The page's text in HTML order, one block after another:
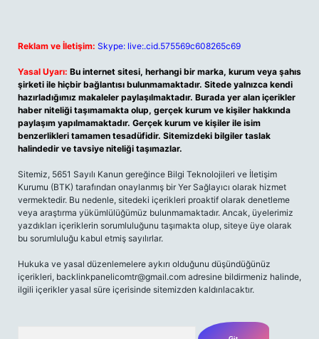
Reklam ve İletişim: Skype: live:.cid.575569c608265c69
Yasal Uyarı: Bu internet sitesi, herhangi bir marka, kurum veya şahıs
şirketi ile hiçbir bağlantısı bulunmamaktadır. Sitede yalnızca kendi
hazırladığımız makaleler paylaşılmaktadır. Burada yer alan içerikler
haber niteliği taşımamakta olup, gerçek kurum ve kişiler hakkında
paylaşım yapılmamaktadır. Gerçek kurum ve kişiler ile isim
benzerlikleri tamamen tesadüfidir. Sitemizdeki bilgiler taslak
halindedir ve tavsiye niteliği taşımazlar.
Sitemiz, 5651 Sayılı Kanun gereğince Bilgi Teknolojileri ve İletişim
Kurumu (BTK) tarafından onaylanmış bir Yer Sağlayıcı olarak hizmet
vermektedir. Bu nedenle, sitedeki içerikleri proaktif olarak denetleme
veya araştırma yükümlülüğümüz bulunmamaktadır. Ancak, üyelerimiz
yazdıkları içeriklerin sorumluluğunu taşımakta olup, siteye üye olarak
bu sorumluluğu kabul etmiş sayılırlar.
Hukuka ve yasal düzenlemelere aykırı olduğunu düşündüğünüz
içerikleri, backlinkpanelicomtr@gmail.com adresine bildirmeniz halinde,
ilgili içerikler yasal süre içerisinde sitemizden kaldırılacaktır.